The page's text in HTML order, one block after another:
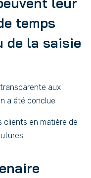
temps
de la saisie
aux
a été conclue
clients en matière de